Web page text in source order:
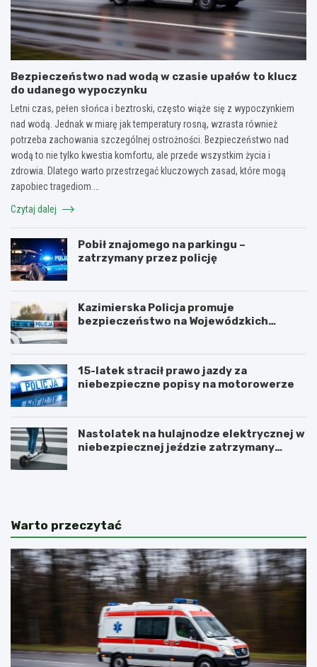
Bezpieczeństwo nad wodą w czasie upałów to klucz
do udanego wypoczynku
Letni czas, pełen słońca i beztroski, często wiąże się z wypoczynkiem
nad wodą. Jednak w miarę jak temperatury rosną, wzrasta również
potrzeba zachowania szczególnej ostrożności. Bezpieczeństwo nad
wodą to nie tylko kwestia komfortu, ale przede wszystkim życia i
zdrowia. Dlatego warto przestrzegać kluczowych zasad, które mogą
zapobiec tragediom.…
Czytaj dalej
Pobił znajomego na parkingu –
zatrzymany przez policję
Kazimierska Policja promuje
bezpieczeństwo na Wojewódzkich
15-latek stracił prawo jazdy za
niebezpieczne popisy na motorowerze
Nastolatek na hulajnodze elektrycznej w
niebezpiecznej jeździe zatrzymany
Warto przeczytać